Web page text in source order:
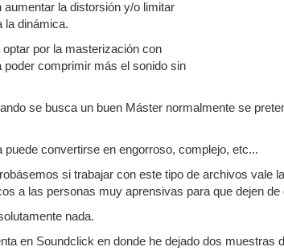
la distorsión y/o limitar
la dinámica.
por la masterización con
comprimir más el sonido sin
se busca un buen Máster normalmente se
convertirse en engorroso, complejo, etc...
si trabajar con este tipo de archivos vale
a las personas muy aprensivas para que dejen de
nada.
en Soundclick en donde he dejado dos muestras